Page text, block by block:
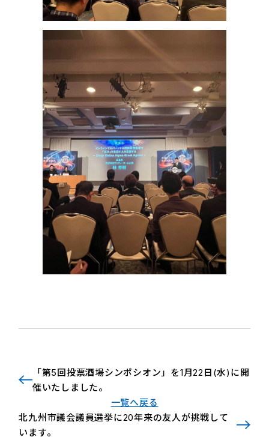
「第5回投票酒場シンポシオン」を1月22日(水)に開
催いたしました。
一覧へ戻る
北九州市議会議員選挙に20年来の友人が挑戦して
います。